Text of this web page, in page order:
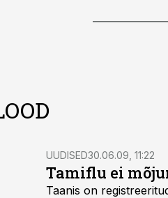
UUDISED30.06.09, 11:22
Tamiflu ei